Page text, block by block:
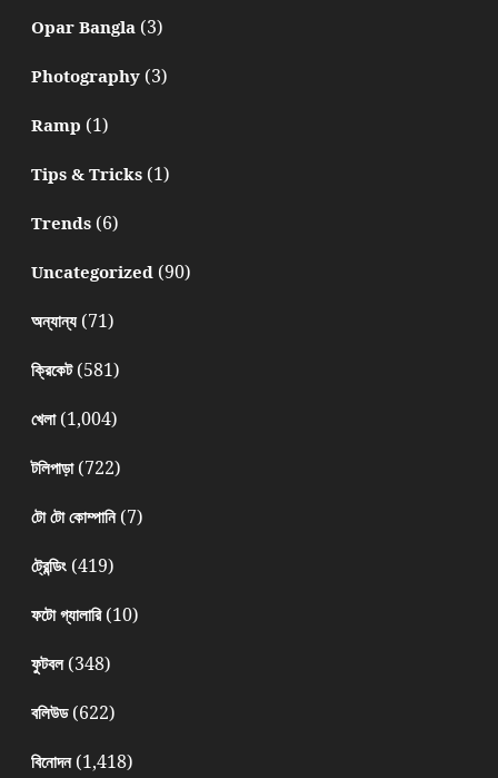
Opar Bangla(3)
Photography(3)
Ramp (1)
Tips & Tricks(1)
Trends(6)
Uncategorized(90)
অন্যান্য(71)
ক্রিকেট(581)
খেলা(1,004)
টলিপাড়া(722)
টো টো কোম্পানি(7)
ট্রেন্ডিং(419)
ফটো গ্যালারি(10)
ফুটবল(348)
বলিউড(622)
বিনোদন(1,418)